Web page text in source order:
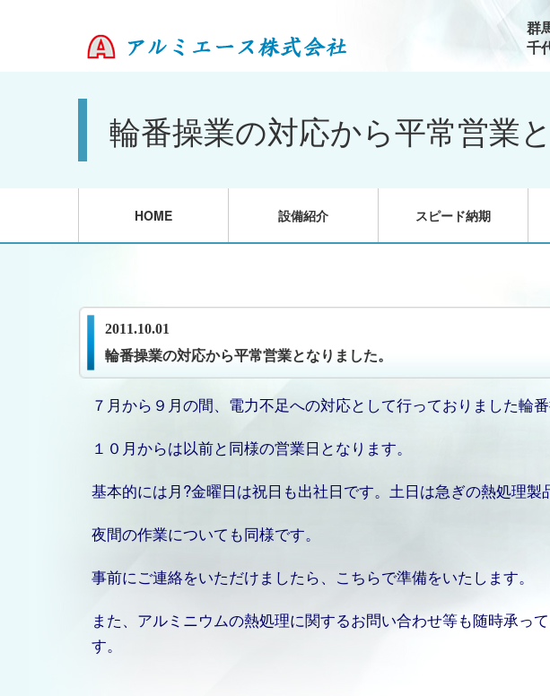
群
千
輪番操業の対応から平常営業
HOME 設備紹介 スピード納期
2011.10.01
輪番操業の対応から平常営業となりました。
７月から９月の間、電力不足への対応として行っておりました輪
１０月からは以前と同様の営業日となります。
基本的には月?金曜日は祝日も出社日です。土日は急ぎの熱処理製
夜間の作業についても同様です。
事前にご連絡をいただけましたら、こちらで準備をいたします。
また、アルミニウムの熱処理に関するお問い合わせ等も随時承っ
す。